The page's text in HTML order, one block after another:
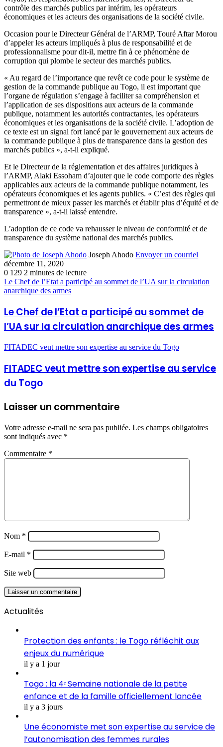
contrôle des marchés publics par intérim, les opérateurs
économiques et les acteurs des organisations de la société civile.
Occasion pour le Directeur Général de l’ARMP, Touré Aftar Morou
d’appeler les acteurs impliqués à plus de responsabilité et de
professionnalisme pour dit-il, mettre fin à ce phénomène de
corruption qui plombe le secteur des marchés publics.
« Au regard de l’importance que revêt ce code pour le système de
gestion de la commande publique au Togo, il est important que
l’organe de régulation s’engage à faciliter sa compréhension et
l’application de ses dispositions aux acteurs de la commande
publique, notamment les autorités contractantes, les opérateurs
économiques et les organisations de la société civile. L’adoption de
ce texte est un signal fort lancé par le gouvernement aux acteurs de
la commande publique à plus de transparence dans la gestion des
marchés publics », a-t-il expliqué.
Et le Directeur de la réglementation et des affaires juridiques à
l’ARMP, Alaki Essoham d’ajouter que le code comporte des règles
applicables aux acteurs de la commande publique notamment, les
opérateurs économiques et les agents publics. « C’est des règles qui
permettront de mieux passer les marchés et établir plus d’équité et de
transparence », a-t-il laissé entendre.
L’adoption de ce code va rehausser le niveau de conformité et de
transparence du système national des marchés publics.
Joseph Ahodo Envoyer un courriel
décembre 11, 2020
0 129 2 minutes de lecture
Le Chef de l’Etat a participé au sommet de l’UA sur la circulation
anarchique des armes
Le Chef de l’Etat a participé au sommet de
l’UA sur la circulation anarchique des armes
FITADEC veut mettre son expertise au service du Togo
FITADEC veut mettre son expertise au service
du Togo
Laisser un commentaire
Votre adresse e-mail ne sera pas publiée. Les champs obligatoires
sont indiqués avec *
Commentaire *
Nom *
E-mail *
Site web
Actualités
Protection des enfants : le Togo réfléchit aux
enjeux du numérique
il y a 1 jour
Togo : la 4ᵉ Semaine nationale de la petite
enfance et de la famille officiellement lancée
il y a 3 jours
Une économiste met son expertise au service de
l’autonomisation des femmes rurales